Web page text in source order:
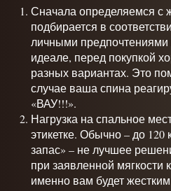
Сначала определяемся с
подбирается в
личными предпочтениями
идеале, перед покупкой
разных вариантах. Это
случае ваша спина
«ВАУ!!!».
Нагрузка на спальное
этикетке. Обычно – до 120
запас» – не лучшее
при заявленной мягкости
именно вам будет